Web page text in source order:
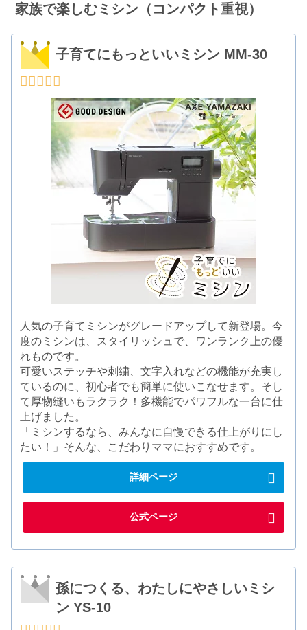
家族で楽しむミシン（コンパクト重視）
子育てにもっといいミシン MM-30
人気の子育てミシンがグレードアップして新登場。今
度のミシンは、スタイリッシュで、ワンランク上の優
れものです。
可愛いステッチや刺繍、文字入れなどの機能が充実し
ているのに、初心者でも簡単に使いこなせます。そし
て厚物縫いもラクラク！多機能でパワフルな一台に仕
上げました。
「ミシンするなら、みんなに自慢できる仕上がりにし
たい！」そんな、こだわりママにおすすめです。
詳細ページ
公式ページ
孫につくる、わたしにやさしいミシ
ン YS-10